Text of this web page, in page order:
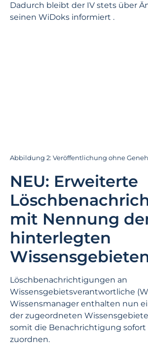
Dadurch bleibt der IV stets über
seinen WiDoks informiert .
Abbildung 2: Veröffentlichung ohne
NEU: Erweiterte
mit Nennung
hinterlegten
Löschbenachrichtigungen an
Wissensgebietsverantwortliche
Wissensmanager enthalten nun
der zugeordneten
somit die Benachrichtigung
zuordnen.